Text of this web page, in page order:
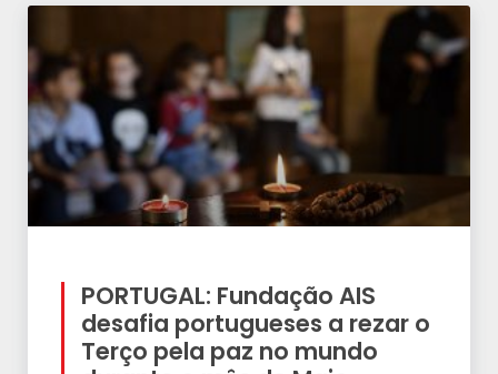
PORTUGAL: Fundação AIS
desafia portugueses a rezar o
Terço pela paz no mundo